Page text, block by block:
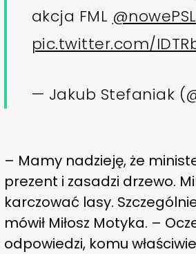
akcja FML @nowePSL
pic.twitter.com/
— Jakub Stefaniak
– Mamy nadzieję, że
prezent i zasadzi drzewo.
karczować lasy.
mówił Miłosz Motyka. –
odpowiedzi, komu